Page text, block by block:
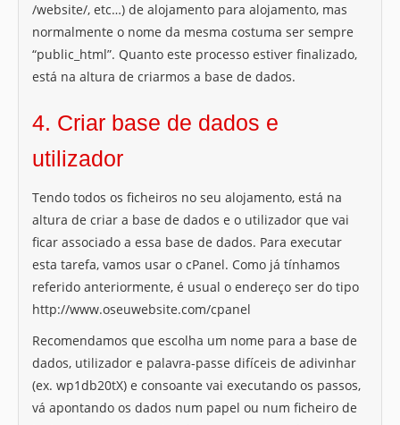
/website/, etc…) de alojamento para alojamento, mas
normalmente o nome da mesma costuma ser sempre
“public_html”. Quanto este processo estiver finalizado,
está na altura de criarmos a base de dados.
4. Criar base de dados e
utilizador
Tendo todos os ficheiros no seu alojamento, está na
altura de criar a base de dados e o utilizador que vai
ficar associado a essa base de dados. Para executar
esta tarefa, vamos usar o cPanel. Como já tínhamos
referido anteriormente, é usual o endereço ser do tipo
http://www.oseuwebsite.com/cpanel
Recomendamos que escolha um nome para a base de
dados, utilizador e palavra-passe difíceis de adivinhar
(ex. wp1db20tX) e consoante vai executando os passos,
vá apontando os dados num papel ou num ficheiro de